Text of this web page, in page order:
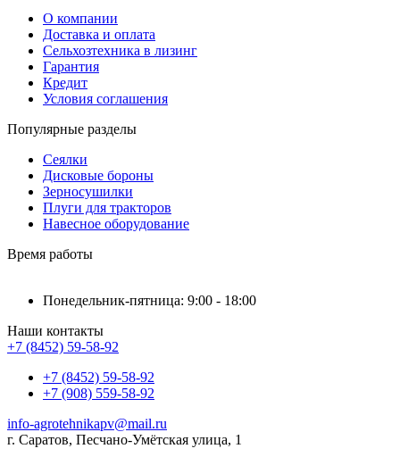
О компании
Доставка и оплата
Сельхозтехника в лизинг
Гарантия
Кредит
Условия соглашения
Популярные разделы
Сеялки
Дисковые бороны
Зерносушилки
Плуги для тракторов
Навесное оборудование
Время работы
Понедельник-пятница: 9:00 - 18:00
Наши контакты
+7 (8452) 59-58-92
+7 (8452) 59-58-92
+7 (908) 559-58-92
info-agrotehnikapv@mail.ru
г. Саратов, Песчано-Умётская улица, 1